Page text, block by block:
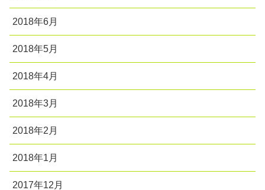
2018年6月
2018年5月
2018年4月
2018年3月
2018年2月
2018年1月
2017年12月